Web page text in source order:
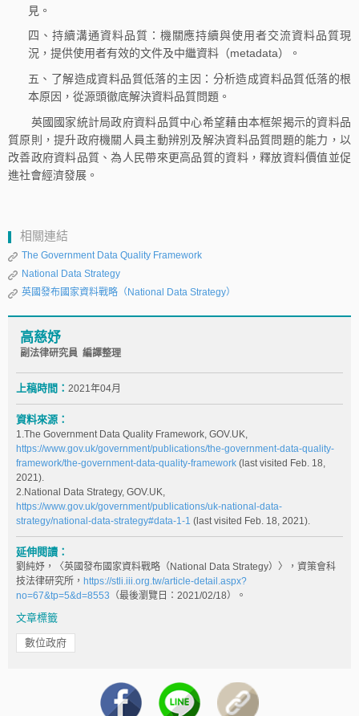
見。
四、持續溝通資料品質：機關應持續與使用者交流資料品質現
況，提供使用者有效的文件及中繼資料（metadata）。
五、了解造成資料品質低落的主因：分析造成資料品質低落的根
本原因，從源頭徹底解決資料品質問題。
英國國家統計局政府資料品質中心希望藉由本框架揭示的資料品
質原則，提升政府機關人員主動辨別及解決資料品質問題的能力，以
改善政府資料品質、為人民帶來更高品質的資料，釋放資料價值並促
進社會經濟發展。
相關連結
The Government Data Quality Framework
National Data Strategy
英國發布國家資料戰略（National Data Strategy）
高慈妤
副法律研究員 編譯整理
上稿時間： 2021年04月
資料來源：
1.The Government Data Quality Framework, GOV.UK,
https://www.gov.uk/government/publications/the-government-data-quality-
framework/the-government-data-quality-framework (last visited Feb. 18,
2021).
2.National Data Strategy, GOV.UK,
https://www.gov.uk/government/publications/uk-national-data-
strategy/national-data-strategy#data-1-1 (last visited Feb. 18, 2021).
延伸閱讀：
劉純妤，〈英國發布國家資料戰略（National Data Strategy）〉，資策會科
技法律研究所， https://stli.iii.org.tw/article-detail.aspx?
no=67&tp=5&d=8553 （最後瀏覽日：2021/02/18）。
文章標籤
數位政府